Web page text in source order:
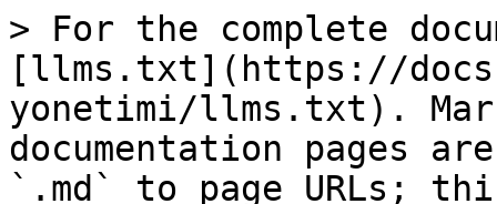
> For the complete
[llms.txt](https://
yonetimi/llms.txt).
documentation pages
`.md` to page URLs;